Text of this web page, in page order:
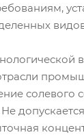
солевого